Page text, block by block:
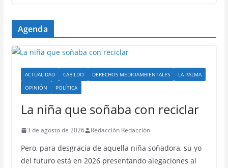
Agenda
ACTUALIDAD CABILDO DERECHOS MEDIOAMBIENTALES
LA PALMA
OPINIÓN
POLÍTICA
La niña que soñaba con reciclar
3 de agosto de 2026 Redacción Redacción
Pero, para desgracia de aquella niña soñadora, su yo
del futuro está en 2026 presentando alegaciones al